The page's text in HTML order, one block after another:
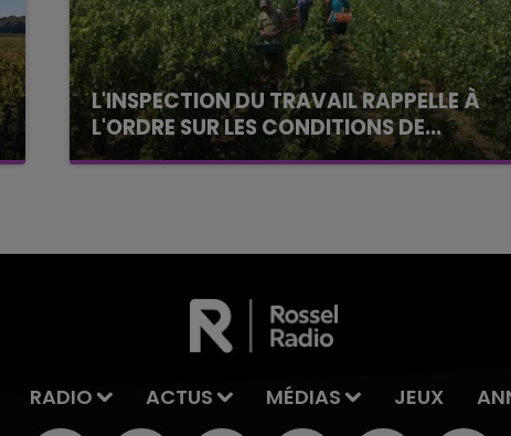
L'INSPECTION DU TRAVAIL RAPPELLE À
L'ORDRE SUR LES CONDITIONS DE...
Alors que les dates de début des vendange
RADIO ACTUS MÉDIAS JEUX